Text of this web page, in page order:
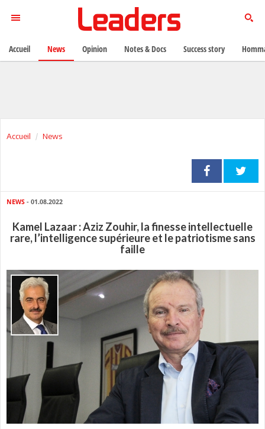
Accueil News
NEWS - 01.08.2022
Kamel Lazaar : Aziz Zouhir, la finesse intellectuelle
rare, l’intelligence supérieure et le patriotisme sans
faille
Accueil News Opinion Notes & Docs Success story